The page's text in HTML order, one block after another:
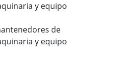
y equipo
de
y equipo